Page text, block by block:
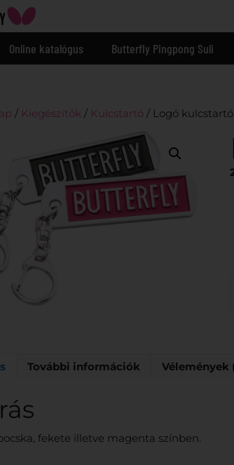
Online katalógus Butterfly Pingpong Suli
/ Kiegészítők / Kulcstartó / Logó kulcstartó
További információk Vélemények
fekete illetve magenta színben.